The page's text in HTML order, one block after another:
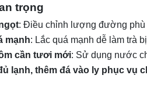
trọng
: Điều chỉnh lượng đường
mạnh: Lắc quá mạnh dễ làm trà
cần tươi mới: Sử dụng nước
lạnh, thêm đá vào ly phục vụ